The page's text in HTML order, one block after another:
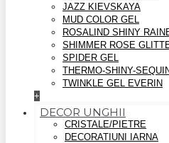
JAZZ KIEVSKAYA
MUD COLOR GEL
ROSALIND SHINY
SHIMMER ROSE
SPIDER GEL
THERMO-SHINY-
TWINKLE GEL EVERIN
+
DECOR UNGHII
CRISTALE/PIETRE
DECORATIUNI IARNA